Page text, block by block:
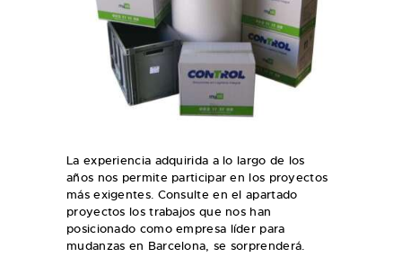
La experiencia adquirida a lo largo de los
años nos permite participar en los proyectos
más exigentes. Consulte en el apartado
proyectos los trabajos que nos han
posicionado como empresa líder para
mudanzas en Barcelona, se sorprenderá.